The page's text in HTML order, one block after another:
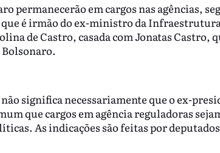
permanecerão em cargos nas agências,
é irmão do ex-ministro da
de Castro, casada com Jonatas Castro,
significa necessariamente que o ex-
que cargos em agência reguladoras
As indicações são feitas por